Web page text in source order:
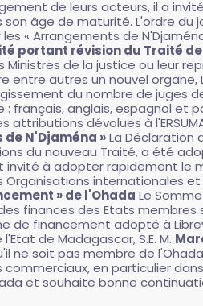
de leurs acteurs, il a
âge de maturité. L'ordre
« Arrangements de
portant révision du Traité
Ministres de la justice ou leur
entre autres un nouvel
du nombre de juges
: français, anglais, espagnol
attributions dévolues à
N'Djaména »La Déclaration
du nouveau Traité, a été
invité à adopter rapidement
Organisations internationales
» de l'Ohada Le
finances des Etats
financement adopté à
de Madagascar, S.E. M.
ne soit pas membre de
en particulier
et souhaite bonne